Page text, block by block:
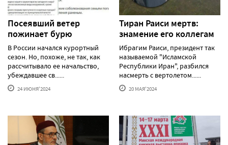
Посеявший ветер
пожинает бурю
В России начался курортный
сезон. Но, похоже, не так, как
рассчитывало ее начальство,
убеждавшее св......
24 ИЮНЯ'2024
Тиран Раиси мертв:
знамение его коллегам
Ибрагим Раиси, президент так
называемой "Исламской
Республики Иран", разбился
насмерть с вертолетом......
20 МАЯ'2024